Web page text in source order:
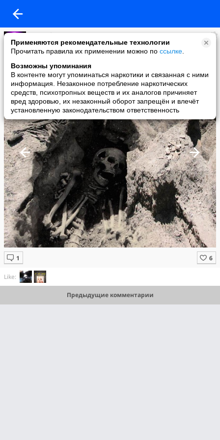
Применяются рекомендательные технологии
Прочитать правила их применении можно по ссылке
Возможны упоминания
В контенте могут упоминаться наркотики и связанная с ними
информация. Незаконное потребление наркотических
средств, психотропных веществ и их аналогов причиняет
вред здоровью, их незаконный оборот запрещён и влечёт
установленную законодательством ответственность
masterkosta
added a photo
02 Nov в 07:27
Like:
Предыдущие комментарии